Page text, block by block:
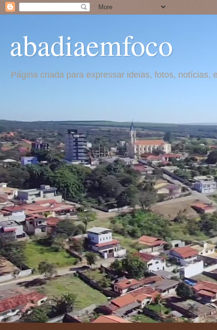
abadiaemfoco
Página criada para expressar ideias, fotos,